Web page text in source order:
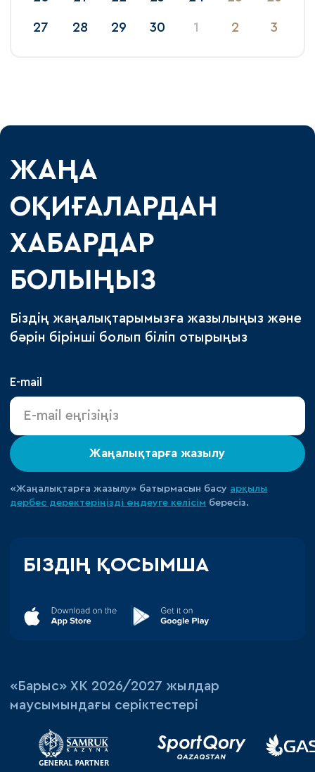
27 28 29 30 1 2 3
ЖАҢА
ОҚИҒАЛАРДАН
ХАБАРДАР
БОЛЫҢЫЗ
Біздің жаңалықтарымызға жазылыңыз және
бәрін бірінші болып біліп отырыңыз
E-mail
Жаңалықтарға жазылу
«Жаңалықтарға жазылу» батырмасын басу арқылы
дербес деректеріңізді өңдеуге келісім бересіз.
БІЗДІҢ ҚОСЫМША
«‎Барыс»‎ ХК 2026/2027 жылдар
маусымындағы серіктестері